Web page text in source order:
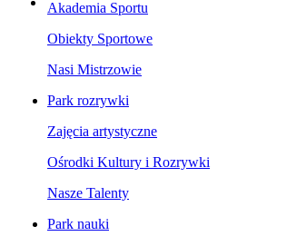
Akademia Sportu
Obiekty Sportowe
Nasi Mistrzowie
Park rozrywki
Zajęcia artystyczne
Ośrodki Kultury i Rozrywki
Nasze Talenty
Park nauki